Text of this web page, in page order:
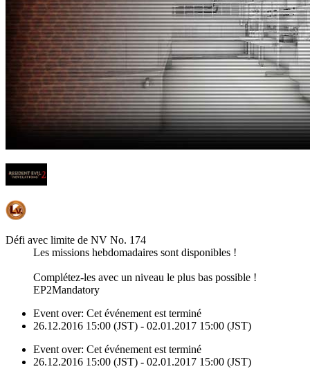
Défi avec limite de NV No. 174
Les missions hebdomadaires sont disponibles !
Complétez-les avec un niveau le plus bas possible !
EP2Mandatory
Event over: Cet événement est terminé
26.12.2016 15:00 (JST) - 02.01.2017 15:00 (JST)
Event over: Cet événement est terminé
26.12.2016 15:00 (JST) - 02.01.2017 15:00 (JST)